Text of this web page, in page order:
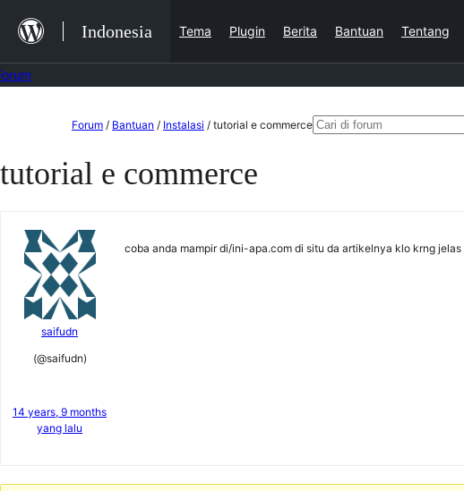
konten
Indonesia Tema Plugin Berita Bantuan Tentang
konten
Forum / Bantuan / Instalasi / tutorial e commerceMencari:
tutorial e commerce
saifudn
(@saifudn)
14 years, 9 months
yang lalu
coba anda mampir di/ini-apa.com di situ da artikelnya klo krng